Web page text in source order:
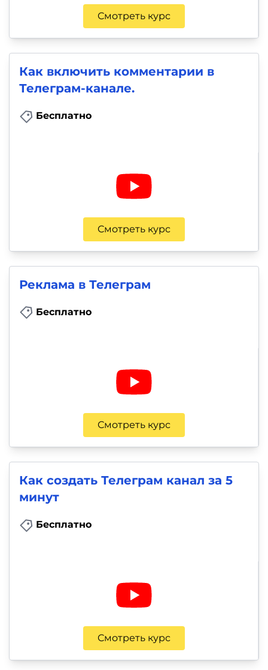
Смотреть курс
Как включить комментарии в
Телеграм-канале.
Бесплатно
Смотреть курс
Реклама в Телеграм
Бесплатно
Смотреть курс
Как создать Телеграм канал за 5
минут
Бесплатно
Смотреть курс